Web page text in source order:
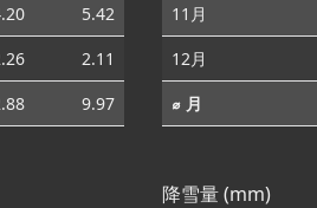
5.42
2.11
9.97
11月
12月
⌀ 月
降雪量 (mm)